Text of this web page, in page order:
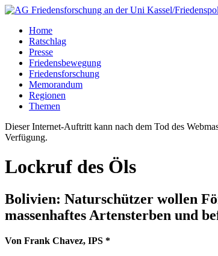
Home
Ratschlag
Presse
Friedensbewegung
Friedensforschung
Memorandum
Regionen
Themen
Dieser Internet-Auftritt kann nach dem Tod des
Verfügung.
Lockruf des Öls
Bolivien: Naturschützer wollen
massenhaftes Artensterben und
Von Frank Chavez, IPS *